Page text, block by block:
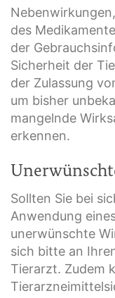
des
der
Sicherheit der
der Zulassung
um bisher
mangelnde
erkennen.
Sollten Sie bei
Anwendung
unerwünschte
sich bitte an
Tierarzt. Zudem